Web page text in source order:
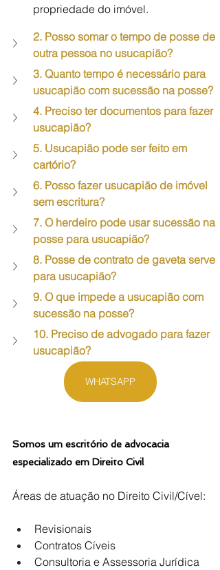
propriedade do imóvel.
2. Posso somar o tempo de posse de
outra pessoa no usucapião?
3. Quanto tempo é necessário para
usucapião com sucessão na posse?
4. Preciso ter documentos para fazer
usucapião?
5. Usucapião pode ser feito em
cartório?
6. Posso fazer usucapião de imóvel
sem escritura?
7. O herdeiro pode usar sucessão na
posse para usucapião?
8. Posse de contrato de gaveta serve
para usucapião?
9. O que impede a usucapião com
sucessão na posse?
10. Preciso de advogado para fazer
usucapião?
WHATSAPP
Somos um escritório de advocacia
especializado em Direito Civil
Áreas de atuação no Direito Civil/Cível:
Revisionais
Contratos Cíveis
Consultoria e Assessoria Jurídica